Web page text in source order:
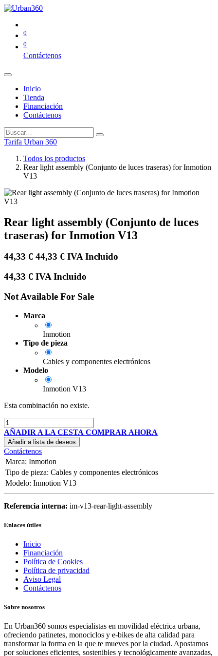
0
0
Contáctenos
Inicio
Tienda
Financiación
Contáctenos
Tarifa Urban 360
Todos los productos
Rear light assembly (Conjunto de luces traseras) for Inmotion
V13
Rear light assembly (Conjunto de luces
traseras) for Inmotion V13
44,33 € 44,33€ IVA Incluido
44,33 € IVA Incluido
Not Available For Sale
Marca
Inmotion
Tipo de pieza
Cables y componentes electrónicos
Modelo
Inmotion V13
Esta combinación no existe.
AÑADIR A LA CESTA COMPRAR AHORA
Añadir a lista de deseos
Contáctenos
Marca: Inmotion
Tipo de pieza: Cables y componentes electrónicos
Modelo: Inmotion V13
Referencia interna: im-v13-rear-light-assembly
Enlaces útiles
Inicio
Financiación
Política de Cookies
Política de privacidad
Aviso Legal
Contáctenos
Sobre nosotros
En Urban360 somos especialistas en movilidad eléctrica urbana,
ofreciendo patinetes, monociclos y e-bikes de alta calidad para
transformar la forma en la que te mueves por la ciudad. Apostamos
por soluciones eficientes, sostenibles y tecnológicamente avanzadas,